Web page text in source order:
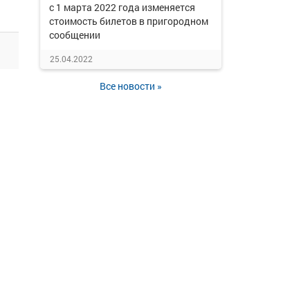
с 1 марта 2022 года изменяется
стоимость билетов в пригородном
сообщении
25.04.2022
Все новости »